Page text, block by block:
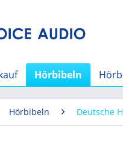
Hörbibeln
Hörbibeln Deutsche